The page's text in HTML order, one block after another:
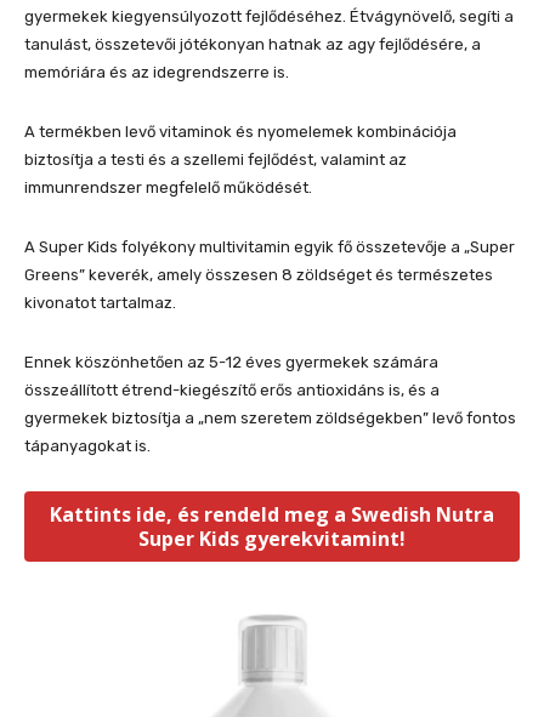
gyermekek kiegyensúlyozott fejlődéséhez. Étvágynövelő, segíti a
tanulást, összetevői jótékonyan hatnak az agy fejlődésére, a
memóriára és az idegrendszerre is.
A termékben levő vitaminok és nyomelemek kombinációja
biztosítja a testi és a szellemi fejlődést, valamint az
immunrendszer megfelelő működését.
A Super Kids folyékony multivitamin egyik fő összetevője a „Super
Greens” keverék, amely összesen 8 zöldséget és természetes
kivonatot tartalmaz.
Ennek köszönhetően az 5-12 éves gyermekek számára
összeállított étrend-kiegészítő erős antioxidáns is, és a
gyermekek biztosítja a „nem szeretem zöldségekben” levő fontos
tápanyagokat is.
Kattints ide, és rendeld meg a Swedish Nutra
Super Kids gyerekvitamint!